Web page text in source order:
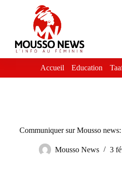
Accueil Education
Communiquer sur Mousso
Mousso News 3